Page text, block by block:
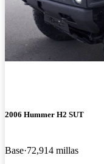
2006 Hummer H2 SUT
Base 72,914 millas